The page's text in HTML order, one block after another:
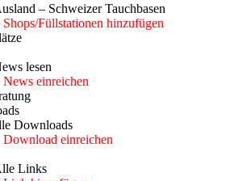
– Schweizer Tauchbasen
Shops/Füllstationen hinzufügen
lesen
News einreichen
Downloads
Download einreichen
Links